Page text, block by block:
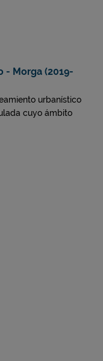
- Morga (2019-
urbanístico
cuyo ámbito